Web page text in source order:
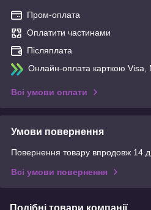
Пром-оплата
Оплатити частинами
Післяплата
Онлайн-оплата карткою Visa,
Всі умови оплати
Умови повернення
Повернення товару впродовж 14
Всі умови повернення
Подібні товари компанії